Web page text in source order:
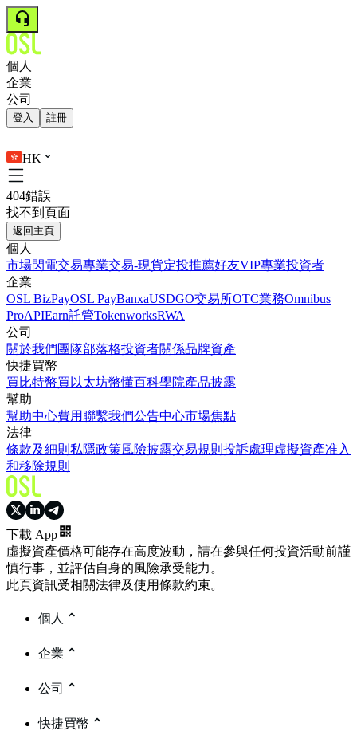
個人
企業
公司
登入 註冊
HK
404錯誤
找不到頁面
返回主頁
個人
市場閃電交易專業交易-現貨定投推薦好友VIP專業投資者
企業
OSL BizPayOSL PayBanxaUSDGO交易所OTC業務Omnibus
ProAPIEarn託管TokenworksRWA
公司
關於我們 團隊部落格投資者關係品牌資產
快捷買幣
買比特幣買以太坊幣懂百科學院產品披露
幫助
幫助中心費用聯繫我們公告中心市場焦點
法律
條款及細則 私隱政策風險披露交易規則 投訴處理虛擬資產准入
和移除規則
下載 App
虛擬資產價格可能存在高度波動，請在參與任何投資活動前謹
慎行事，並評估自身的風險承受能力。
此頁資訊受相關法律及使用條款約束。
個人
企業
公司
快捷買幣